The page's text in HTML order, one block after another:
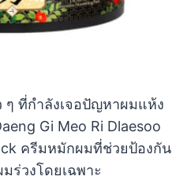
ที่กำลังเจอปัญหาผมแห้ง
Gi Meo Ri Dlaesoo
ครีมหมักผมที่ช่วยป้องกัน
ร่วงโดยเฉพาะ